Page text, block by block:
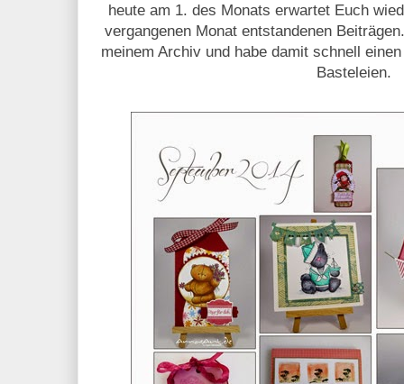
heute am 1. des Monats erwartet Euch
vergangenen Monat entstandenen
meinem Archiv und habe damit schnell
Basteleien.